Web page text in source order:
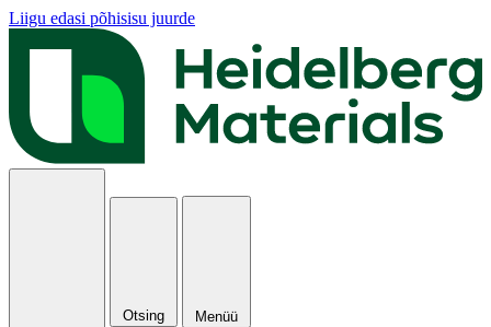
Liigu edasi põhisisu juurde
Otsing Menüü